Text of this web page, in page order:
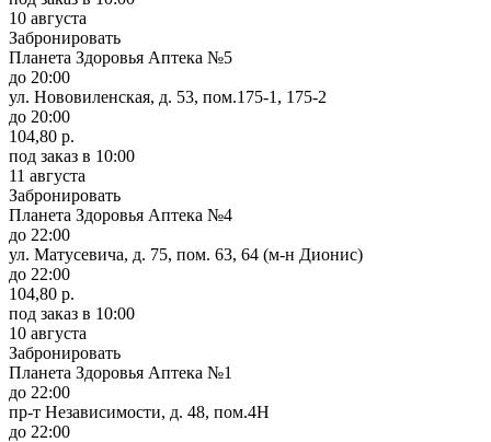
10 августа
Забронировать
Планета Здоровья Аптека №5
до 20:00
ул. Нововиленская, д. 53, пом.175-1, 175-2
до 20:00
104,80 р.
под заказ в 10:00
11 августа
Забронировать
Планета Здоровья Аптека №4
до 22:00
ул. Матусевича, д. 75, пом. 63, 64 (м-н Дионис)
до 22:00
104,80 р.
под заказ в 10:00
10 августа
Забронировать
Планета Здоровья Аптека №1
до 22:00
пр-т Независимости, д. 48, пом.4Н
до 22:00